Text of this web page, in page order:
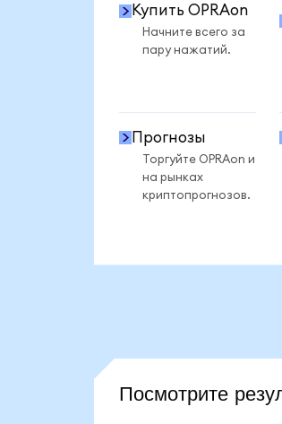
Купить OPRAon
Начните всего за
пару нажатий.
Прогнозы
Торгуйте OPRAon и
на рынках
криптопрогнозов.
Посмотрите